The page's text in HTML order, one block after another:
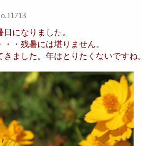
11713
になりました。
・残暑には堪りません。
ました。年はとりたくないですね。